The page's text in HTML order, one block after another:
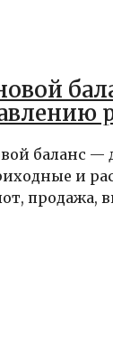
баланс —
и
продажа,